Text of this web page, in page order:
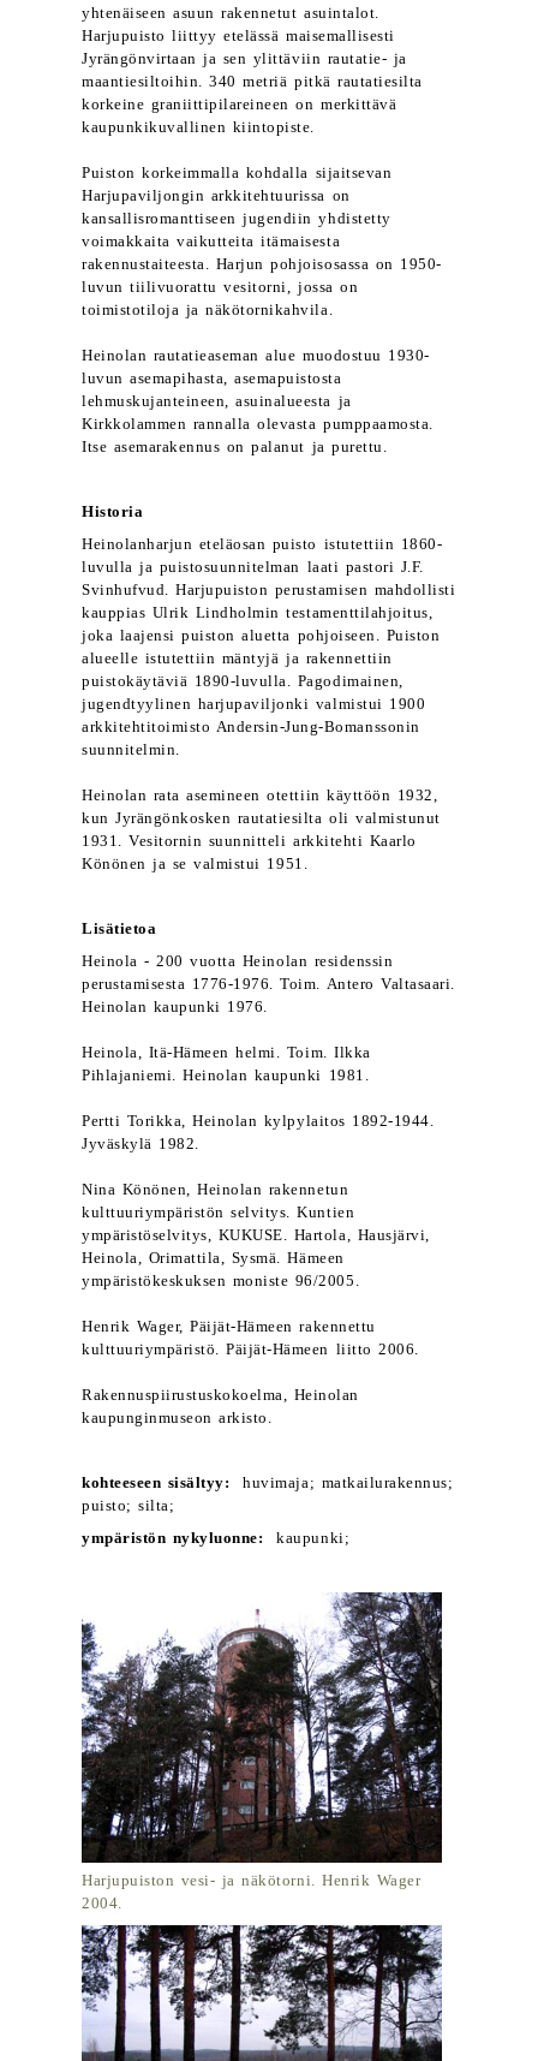
yhtenäiseen asuun rakennetut asuintalot.
Harjupuisto liittyy etelässä maisemallisesti
Jyrängönvirtaan ja sen ylittäviin rautatie- ja
maantiesiltoihin. 340 metriä pitkä rautatiesilta
korkeine graniittipilareineen on merkittävä
kaupunkikuvallinen kiintopiste.
Puiston korkeimmalla kohdalla sijaitsevan
Harjupaviljongin arkkitehtuurissa on
kansallisromanttiseen jugendiin yhdistetty
voimakkaita vaikutteita itämaisesta
rakennustaiteesta. Harjun pohjoisosassa on 1950-
luvun tiilivuorattu vesitorni, jossa on
toimistotiloja ja näkötornikahvila.
Heinolan rautatieaseman alue muodostuu 1930-
luvun asemapihasta, asemapuistosta
lehmuskujanteineen, asuinalueesta ja
Kirkkolammen rannalla olevasta pumppaamosta.
Itse asemarakennus on palanut ja purettu.
Historia
Heinolanharjun eteläosan puisto istutettiin 1860-
luvulla ja puistosuunnitelman laati pastori J.F.
Svinhufvud. Harjupuiston perustamisen mahdollisti
kauppias Ulrik Lindholmin testamenttilahjoitus,
joka laajensi puiston aluetta pohjoiseen. Puiston
alueelle istutettiin mäntyjä ja rakennettiin
puistokäytäviä 1890-luvulla. Pagodimainen,
jugendtyylinen harjupaviljonki valmistui 1900
arkkitehtitoimisto Andersin-Jung-Bomanssonin
suunnitelmin.
Heinolan rata asemineen otettiin käyttöön 1932,
kun Jyrängönkosken rautatiesilta oli valmistunut
1931. Vesitornin suunnitteli arkkitehti Kaarlo
Könönen ja se valmistui 1951.
Lisätietoa
Heinola - 200 vuotta Heinolan residenssin
perustamisesta 1776-1976. Toim. Antero Valtasaari.
Heinolan kaupunki 1976.
Heinola, Itä-Hämeen helmi. Toim. Ilkka
Pihlajaniemi. Heinolan kaupunki 1981.
Pertti Torikka, Heinolan kylpylaitos 1892-1944.
Jyväskylä 1982.
Nina Könönen, Heinolan rakennetun
kulttuuriympäristön selvitys. Kuntien
ympäristöselvitys, KUKUSE. Hartola, Hausjärvi,
Heinola, Orimattila, Sysmä. Hämeen
ympäristökeskuksen moniste 96/2005.
Henrik Wager, Päijät-Hämeen rakennettu
kulttuuriympäristö. Päijät-Hämeen liitto 2006.
Rakennuspiirustuskokoelma, Heinolan
kaupunginmuseon arkisto.
kohteeseen sisältyy: huvimaja; matkailurakennus;
puisto; silta;
ympäristön nykyluonne: kaupunki;
Harjupuiston vesi- ja näkötorni. Henrik Wager
2004.